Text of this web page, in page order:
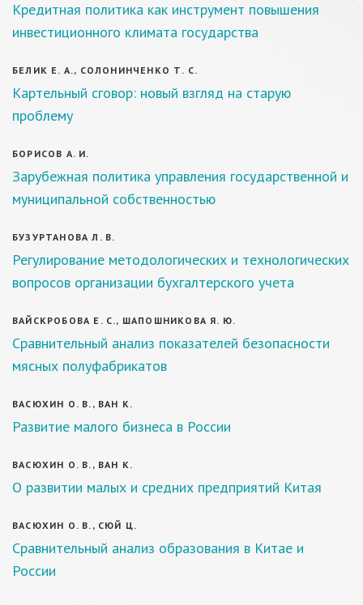
Кредитная политика как инструмент повышения
инвестиционного климата государства
БЕЛИК Е. А., СОЛОНИНЧЕНКО Т. С.
Картельный сговор: новый взгляд на старую
проблему
БОРИСОВ А. И.
Зарубежная политика управления государственной и
муниципальной собственностью
БУЗУРТАНОВА Л. В.
Регулирование методологических и технологических
вопросов организации бухгалтерского учета
ВАЙСКРОБОВА Е. С., ШАПОШНИКОВА Я. Ю.
Сравнительный анализ показателей безопасности
мясных полуфабрикатов
ВАСЮХИН О. В., ВАН К.
Развитие малого бизнеса в России
ВАСЮХИН О. В., ВАН К.
О развитии малых и средних предприятий Китая
ВАСЮХИН О. В., СЮЙ Ц.
Сравнительный анализ образования в Китае и
России